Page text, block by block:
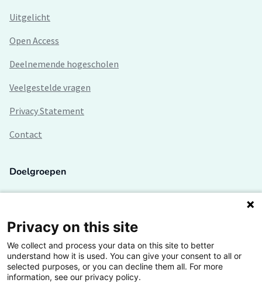
Uitgelicht
Open Access
Deelnemende hogescholen
Veelgestelde vragen
Privacy Statement
Contact
Doelgroepen
Lectoren en onderzoekers
Bedrijven
Hogescholen
Privacy on this site
We collect and process your data on this site to better
understand how it is used. You can give your consent to all or
selected purposes, or you can decline them all. For more
information, see our privacy policy.